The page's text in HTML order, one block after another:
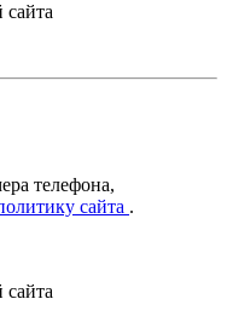
телефона,
сайта .